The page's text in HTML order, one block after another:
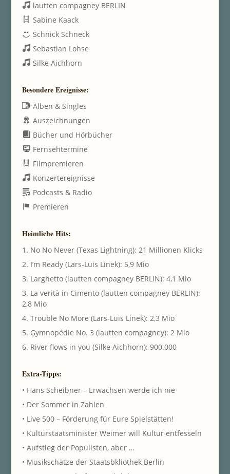
lautten compagney BERLIN
Sabine Kaack
Schnick Schneck
Sebastian Lohse
Silke Aichhorn
Besondere Ereignisse:
Alben & Singles
Auszeichnungen
Bücher und Hörbücher
Fernsehtermine
Filmpremieren
Konzertereignisse
Podcasts & Radio
Premieren
Heimliche Hits:
1. No No Never (Texas Lightning): 21 Millionen Klicks
2. I’m Ready (Lars-Luis Linek): 5,9 Mio
3. Larghetto (lautten compagney BERLIN): 4,1 Mio
3. La verità in Cimento (lautten compagney BERLIN):
2,8 Mio
4. Trouble No More (Lars-Luis Linek): 2,3 Mio
5. Gymnopédie No. 3 (lautten compagney): 2 Mio
6. River flows in you (Silke Aichhorn): 900.000
Extra-Tipps:
• Hans Scheibner – Erwachsen werde ich nie
• Der Sommer in Zahlen
• Live 500 – Förderung für Eure Spielstätten!
• Kulturstaatsminister Weimer will Kultur entfesseln
• Aufstieg der Populisten, aber …
• Musikschätze der Staatsbkliothek Berlin